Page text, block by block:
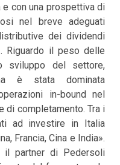
con una prospettiva di
nel breve adeguati
dei dividendi
Riguardo il peso delle
sviluppo del settore,
è stata dominata
in-bound nel
di completamento. Tra i
ad investire in Italia
Francia, Cina e India».
il partner di Pedersoli